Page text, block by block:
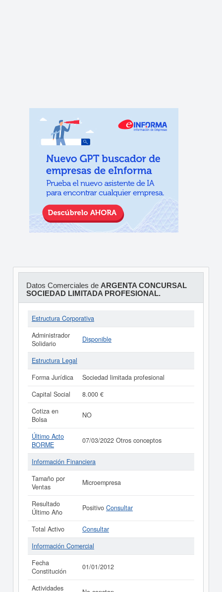
Datos Comerciales de ARGENTA CONCURSAL
SOCIEDAD LIMITADA PROFESIONAL.
Estructura Corporativa
Administrador
Solidario
Disponible
Estructura Legal
Forma Jurídica
Sociedad limitada profesional
Capital Social
8.000 €
Cotiza en
Bolsa
NO
Último Acto
BORME
07/03/2022 Otros conceptos
Información Financiera
Tamaño por
Ventas
Microempresa
Resultado
Último Año
Positivo Consultar
Total Activo
Consultar
Información Comercial
Fecha
Constitución
01/01/2012
Actividades